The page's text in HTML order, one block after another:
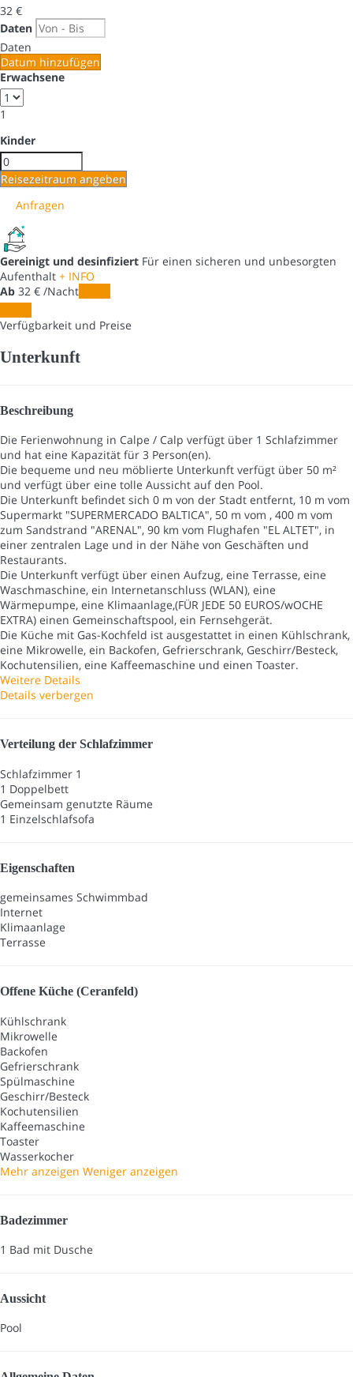
32 €
Daten
Daten
Datum hinzufügen
Erwachsene
1
Kinder
Reisezeitraum angeben
Anfragen
Gereinigt und desinfiziert Für einen sicheren und unbesorgten
Aufenthalt + INFO
Ab 32 € /Nacht
Verfügbarkeit und Preise
Unterkunft
Beschreibung
Die Ferienwohnung in Calpe / Calp verfügt über 1 Schlafzimmer
und hat eine Kapazität für 3 Person(en).
Die bequeme und neu möblierte Unterkunft verfügt über 50 m²
und verfügt über eine tolle Aussicht auf den Pool.
Die Unterkunft befindet sich 0 m von der Stadt entfernt, 10 m vom
Supermarkt "SUPERMERCADO BALTICA", 50 m vom , 400 m vom
zum Sandstrand "ARENAL", 90 km vom Flughafen "EL ALTET", in
einer zentralen Lage und in der Nähe von Geschäften und
Restaurants.
Die Unterkunft verfügt über einen Aufzug, eine Terrasse, eine
Waschmaschine, ein Internetanschluss (WLAN), eine
Wärmepumpe, eine Klimaanlage,(FÜR JEDE 50 EUROS/wOCHE
EXTRA) einen Gemeinschaftspool, ein Fernsehgerät.
Die Küche mit Gas-Kochfeld ist ausgestattet in einen Kühlschrank,
eine Mikrowelle, ein Backofen, Gefrierschrank, Geschirr/Besteck,
Kochutensilien, eine Kaffeemaschine und einen Toaster.
Weitere Details
Details verbergen
Verteilung der Schlafzimmer
Schlafzimmer 1
1 Doppelbett
Gemeinsam genutzte Räume
1 Einzelschlafsofa
Eigenschaften
gemeinsames Schwimmbad
Internet
Klimaanlage
Terrasse
Offene Küche (Ceranfeld)
Kühlschrank
Mikrowelle
Backofen
Gefrierschrank
Spülmaschine
Geschirr/Besteck
Kochutensilien
Kaffeemaschine
Toaster
Wasserkocher
Mehr anzeigen Weniger anzeigen
Badezimmer
1 Bad mit Dusche
Aussicht
Pool